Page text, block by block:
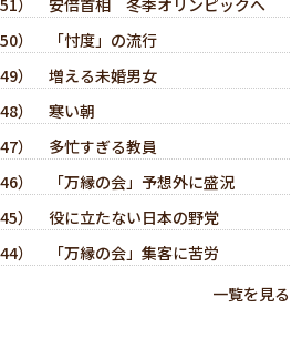
） 「忖度」の流行
） 増える未婚男女
） 寒い朝
） 多忙すぎる教員
） 「万縁の会」予想外に盛況
） 役に立たない日本の野党
） 「万縁の会」集客に苦労
一覧を見る